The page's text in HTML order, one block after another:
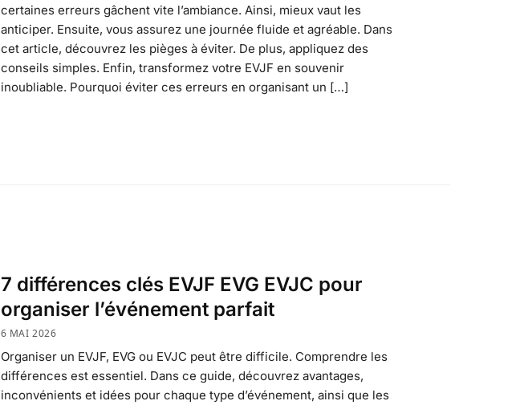
certaines erreurs gâchent vite l’ambiance. Ainsi, mieux vaut les
anticiper. Ensuite, vous assurez une journée fluide et agréable. Dans
cet article, découvrez les pièges à éviter. De plus, appliquez des
conseils simples. Enfin, transformez votre EVJF en souvenir
inoubliable. Pourquoi éviter ces erreurs en organisant un […]
7 différences clés EVJF EVG EVJC pour
organiser l’événement parfait
6 MAI 2026
Organiser un EVJF, EVG ou EVJC peut être difficile. Comprendre les
différences est essentiel. Dans ce guide, découvrez avantages,
inconvénients et idées pour chaque type d’événement, ainsi que les